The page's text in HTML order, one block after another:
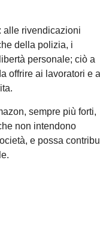
alle rivendicazioni
della polizia, i
personale; ciò a
offrire ai lavoratori e
sempre più forti,
non intendono
e possa